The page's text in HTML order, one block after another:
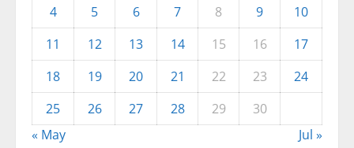
4
5 6 7 8 9
10
11
12 13 14 15 16
17
18
19 20 21 22 23
24
25
26 27 28 29
30
« May
Jul »